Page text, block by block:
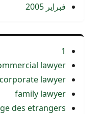
فبراير 2005
1
lawyer
corporate lawyer
family lawyer
des etrangers